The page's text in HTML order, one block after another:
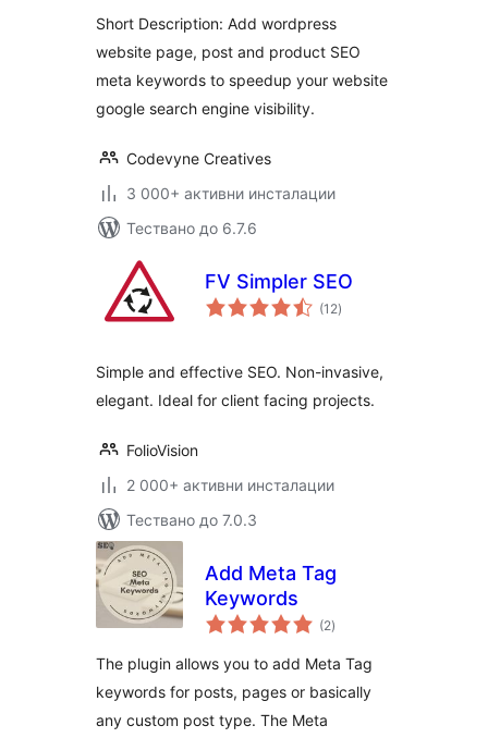
Short Description: Add wordpress
website page, post and product SEO
meta keywords to speedup your website
google search engine visibility.
Codevyne Creatives
3 000+ активни инсталации
Тествано до 6.7.6
FV Simpler SEO
(12общо
оценки
)
Simple and effective SEO. Non-invasive,
elegant. Ideal for client facing projects.
FolioVision
2 000+ активни инсталации
Тествано до 7.0.3
Add Meta Tag
Keywords
(2общо
оценки
)
The plugin allows you to add Meta Tag
keywords for posts, pages or basically
any custom post type. The Meta